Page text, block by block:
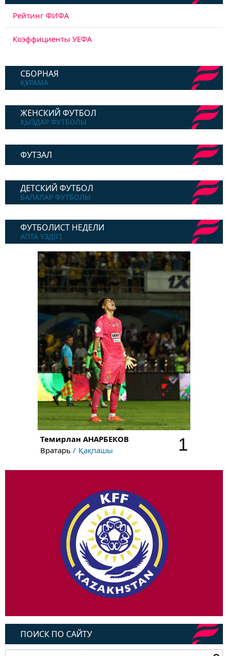
Рейтинг ФИФА
Коэффициенты УЕФА
СБОРНАЯ
ҚҰРАМА
ЖЕНСКИЙ ФУТБОЛ
ҚЫЗДАР ФУТБОЛЫ
ФУТЗАЛ
ДЕТСКИЙ ФУТБОЛ
БАЛАЛАР ФУТБОЛЫ
ФУТБОЛИСТ НЕДЕЛИ
АПТА ҮЗДІГІ
Темирлан АНАРБЕКОВ
Вратарь
Қақпашы 1
ПОИСК ПО САЙТУ